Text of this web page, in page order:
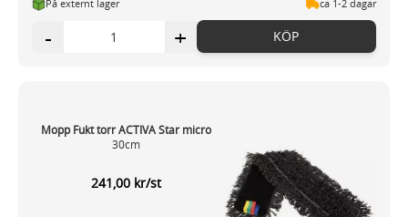
information som du har tillhandahållit eller som de har
samlat in när du har använt deras tjänster.
På externt lager ca 1-2 dagar
- + KÖP
Mopp Fukt torr ACTIVA Star micro
30cm
241,00 kr/st